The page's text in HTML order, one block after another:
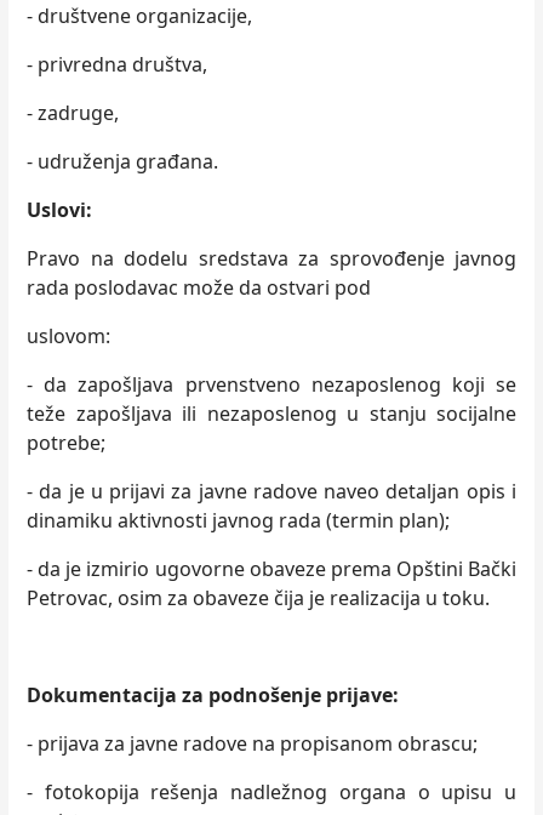
- društvene organizacije,
- privredna društva,
- zadruge,
- udruženja građana.
Uslovi:
Pravo na dodelu sredstava za sprovođenje javnog
rada poslodavac može da ostvari pod
uslovom:
- da zapošljava prvenstveno nezaposlenog koji se
teže zapošljava ili nezaposlenog u stanju socijalne
potrebe;
- da je u prijavi za javne radove naveo detaljan opis i
dinamiku aktivnosti javnog rada (termin plan);
- da je izmirio ugovorne obaveze prema Opštini Bački
Petrovac, osim za obaveze čija je realizacija u toku.
Dokumentacija za podnošenje prijave:
- prijava za javne radove na propisanom obrascu;
- fotokopija rešenja nadležnog organa o upisu u